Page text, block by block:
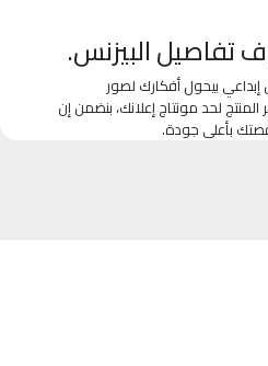
تفاصيل البيزنس.
بيحول أفكارك لصور
لحد مونتاج إعلانك، بنضمن إن
بأعلى جودة.